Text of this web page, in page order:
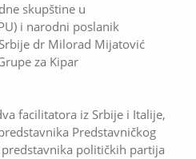
skupštine u
i narodni poslanik
dr Milorad Mijatović
za Kipar
facilitatora iz Srbije i Italije,
Predstavničkog
političkih partija